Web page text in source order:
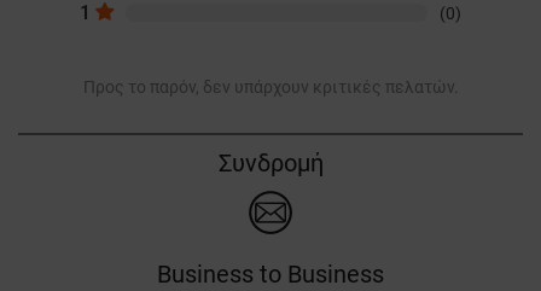
1 (0)
Προς το παρόν, δεν υπάρχουν κριτικές πελατών.
Συνδρομή
Business to Business